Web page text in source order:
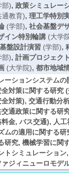
), 政策シミュレー
教育), 理工学特別
(学部), 社会基盤デ
イン特別輪講(大学
盤設計演習(学部),
), 計画プロジェク
(大学院), 都市地域
ーションシステム
対策に関する研究
対策), 交通行動分
通政策に関する研
金, バス交通), 人
ムの適用に関する
研究, 機械学習に関
トシミュレーショ
ジィニューロモデ